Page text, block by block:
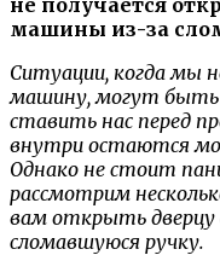
машины из-за
Ситуации, когда мы
машину, могут
ставить нас перед
внутри остаются
Однако не стоит
рассмотрим
вам открыть дверцу
сломавшуюся ручку.